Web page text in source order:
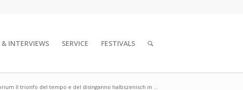
INTERVIEWS SERVICE FESTIVALS
Il trionfo del tempo e del disinganno halbszenisch in ...